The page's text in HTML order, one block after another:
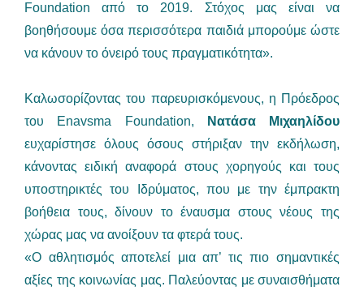
Foundation από το 2019. Στόχος μας είναι να
βοηθήσουμε όσα περισσότερα παιδιά μπορούμε ώστε
να κάνουν το όνειρό τους πραγματικότητα».
Καλωσορίζοντας του παρευρισκόμενους, η Πρόεδρος
του Enavsma Foundation,
Νατάσα Μιχαηλίδου
ευχαρίστησε όλους όσους στήριξαν την εκδήλωση,
κάνοντας ειδική αναφορά στους χορηγούς και τους
υποστηρικτές του Ιδρύματος, που με την έμπρακτη
βοήθεια τους, δίνουν το έναυσμα στους νέους της
χώρας μας να ανοίξουν τα φτερά τους.
«Ο αθλητισμός αποτελεί μια απ’ τις πιο σημαντικές
αξίες της κοινωνίας μας. Παλεύοντας με συναισθήματα